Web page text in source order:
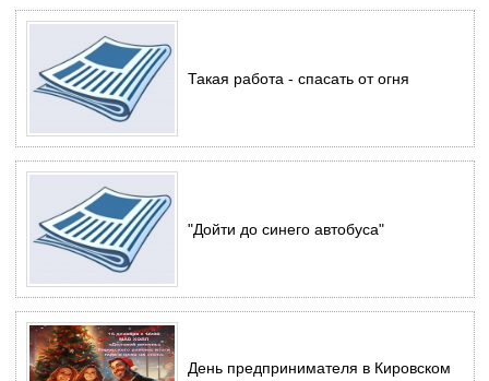
Такая работа - спасать от огня
"Дойти до синего автобуса"
День предпринимателя в Кировском